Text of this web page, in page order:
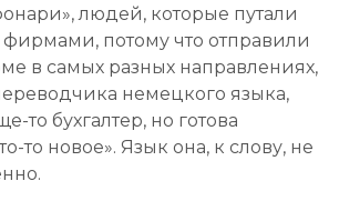
людей, которые путали
потому что отправили
в самых разных направлениях,
немецкого языка,
то бухгалтер, но готова
то новое». Язык она, к слову, не